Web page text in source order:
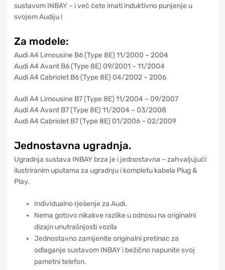
sustavom INBAY – i već ćete imati induktivno punjenje u
svojem Audiju !
Za modele:
Audi A4 Limousine B6 (Type 8E) 11/2000 – 2004
Audi A4 Avant B6 (Type 8E) 09/2001 – 11/2004
Audi A4 Cabriolet B6 (Type 8E) 04/2002 – 2006
Audi A4 Limousine B7 (Type 8E) 11/2004 – 09/2007
Audi A4 Avant B7 (Type 8E) 11/2004 – 03/2008
Audi A4 Cabriolet B7 (Type 8E) 01/2006 – 02/2009
Jednostavna ugradnja.
Ugradnja sustava INBAY brza je i jednostavna – zahvaljujući
ilustriranim uputama za ugradnju i kompletu kabela Plug &
Play.
Individualno rješenje za Audi.
Nema gotovo nikakve razlike u odnosu na originalni
dizajn unutrašnjosti vozila
Jednostavno zamijenite originalni pretinac za
odlaganje sustavom INBAY i bežično napunite svoj
pametni telefon.